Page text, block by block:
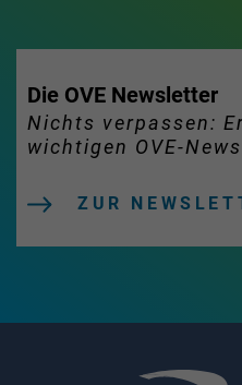
Die OVE Newsletter
Nichts verpassen:
wichtigen OVE-
ZUR